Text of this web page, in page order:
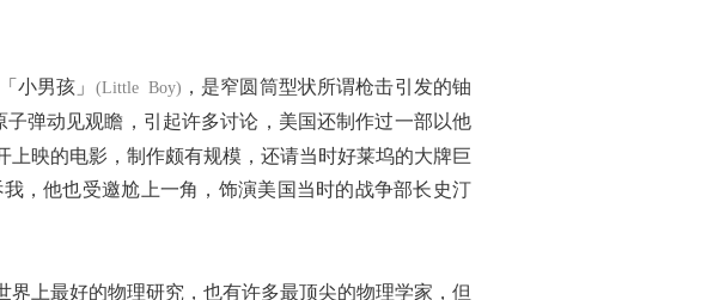
小男孩」 (Little Boy) ，是窄圆筒型状所谓枪击引发的铀
子弹动见观瞻，引起许多讨论，美国还制作过一部以他
映的电影，制作颇有规模，还请当时好莱坞的大牌巨
，他也受邀尬上一角，饰演美国当时的战争部长史汀
上最好的物理研究，也有许多最顶尖的物理学家，但